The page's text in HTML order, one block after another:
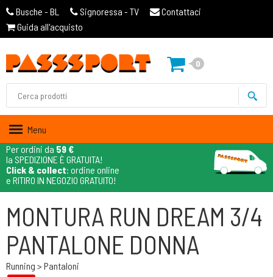
Busche - BL Signoressa - TV
Contattaci
Guida all'acquisto
0
Menu
Per ordini da 59 €
la SPEDIZIONE È GRATUITA!
Click & collect: ordine online
e RITIRO IN NEGOZIO GRATUITO!
MONTURA RUN DREAM 3/4
PANTALONE DONNA
Running > Pantaloni